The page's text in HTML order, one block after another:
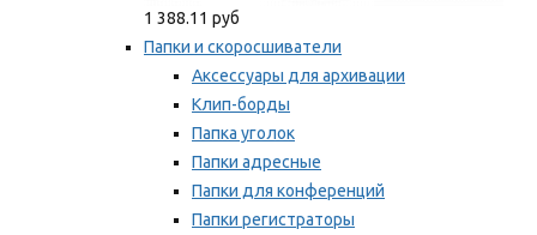
1 388.11 руб
Папки и скоросшиватели
Аксессуары для архивации
Клип-борды
Папка уголок
Папки адресные
Папки для конференций
Папки регистраторы